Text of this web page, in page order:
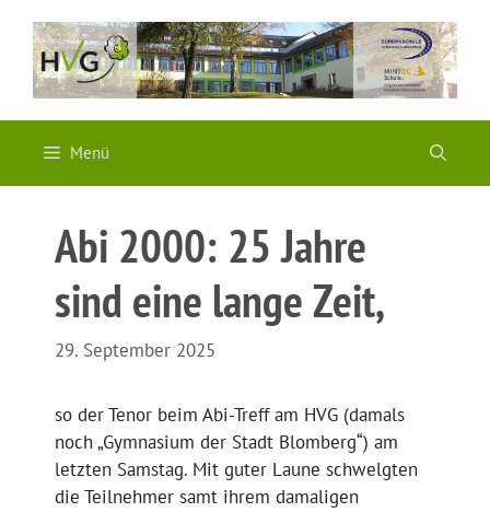
Inhalt
springen
Menü
Abi 2000: 25 Jahre
sind eine lange Zeit,
29. September 2025
so der Tenor beim Abi-Treff am HVG (damals
noch „Gymnasium der Stadt Blomberg“) am
letzten Samstag. Mit guter Laune schwelgten
die Teilnehmer samt ihrem damaligen